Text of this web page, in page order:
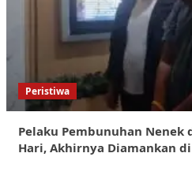
Peristiwa
Pelaku Pembunuhan Nenek
Hari, Akhirnya Diamankan